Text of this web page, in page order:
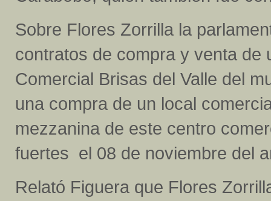
Sobre Flores Zorrilla la
contratos de compra y venta de
Comercial Brisas del Valle del
una compra de un local
mezzanina de este centro
fuertes el 08 de noviembre del
Relató Figuera que Flores